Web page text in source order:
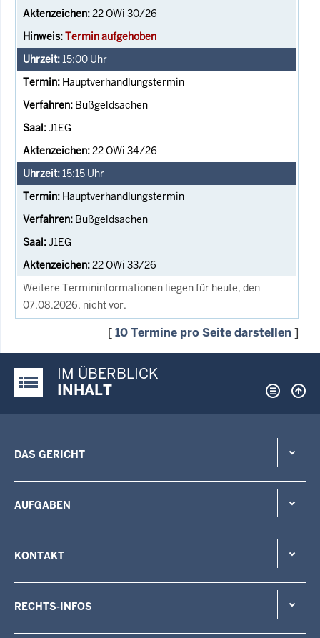
22 OWi 30/26
Termin aufgehoben
15:00 Uhr
Hauptverhandlungstermin
Bußgeldsachen
J1EG
22 OWi 34/26
15:15 Uhr
Hauptverhandlungstermin
Bußgeldsachen
J1EG
22 OWi 33/26
Weitere Termininformationen liegen für heute, den
07.08.2026, nicht vor.
[10 Termine pro Seite darstellen ]
Justiz-Portal im Überblick:
IM ÜBERBLICK
INHALT
DAS GERICHT
AUFGABEN
KONTAKT
RECHTS-INFOS